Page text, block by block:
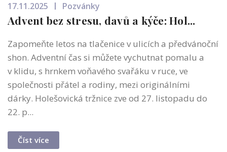
17.11.2025 Pozvánky
Advent bez stresu, davů a kýče: Hol...
Zapomeňte letos na tlačenice v ulicích a předvánoční
shon. Adventní čas si můžete vychutnat pomalu a
v klidu, s hrnkem voňavého svařáku v ruce, ve
společnosti přátel a rodiny, mezi originálními
dárky. Holešovická tržnice zve od 27. listopadu do
22. p...
Číst více